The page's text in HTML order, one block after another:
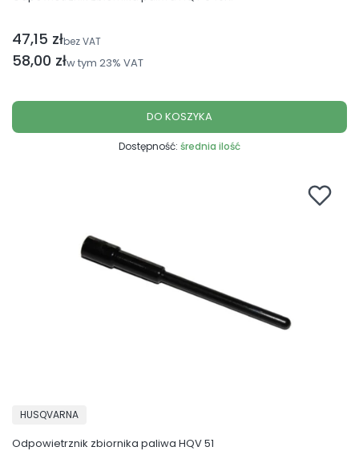
Cena brutto
58,00 złw tym 23% VAT
Cena netto
47,15 złbez VAT
DO KOSZYKA
Dostępność: średnia ilość
Odpowietrznik zbiornika paliwa HQV 51
PRODUCENT
HUSQVARNA